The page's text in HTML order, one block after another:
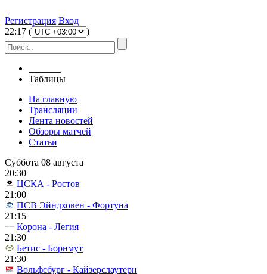
Регистрация Вход
22:17 ( )
Таблицы
На главную
Трансляции
Лента новостей
Обзоры матчей
Статьи
Суббота 08 августа
20:30
ЦСКА - Ростов
21:00
ПСВ Эйндховен - Фортуна
21:15
Корона - Легия
21:30
Бетис - Борнмут
21:30
Вольфсбург - Кайзерслаутерн